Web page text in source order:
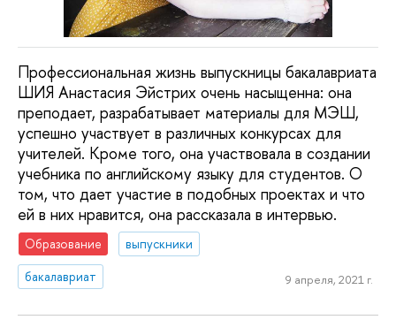
Профессиональная жизнь выпускницы бакалавриата
ШИЯ Анастасия Эйстрих очень насыщенна: она
преподает, разрабатывает материалы для МЭШ,
успешно участвует в различных конкурсах для
учителей. Кроме того, она участвовала в создании
учебника по английскому языку для студентов. О
том, что дает участие в подобных проектах и что
ей в них нравится, она рассказала в интервью.
Образование
выпускники
бакалавриат
9 апреля, 2021 г.